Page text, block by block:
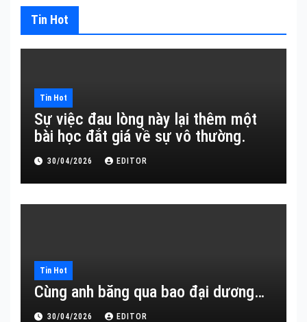
Tin Hot
Tin Hot
Sự việc đau lòng này lại thêm một
bài học đắt giá về sự vô thường.
30/04/2026 EDITOR
Tin Hot
Cùng anh băng qua bao đại dương…
30/04/2026 EDITOR